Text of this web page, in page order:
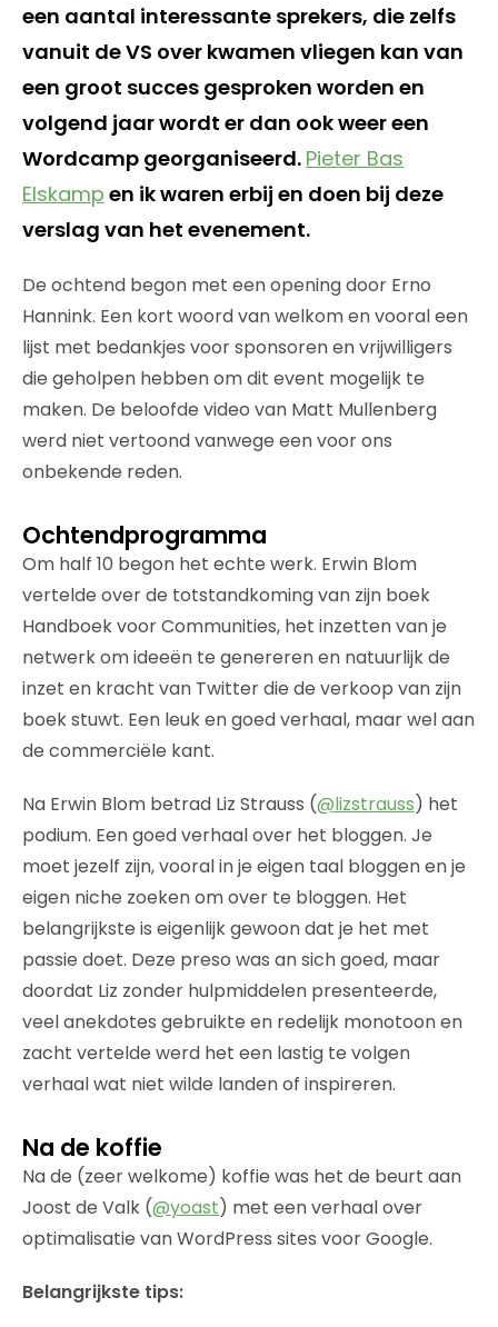
een aantal interessante sprekers, die zelfs
vanuit de VS over kwamen vliegen kan van
een groot succes gesproken worden en
volgend jaar wordt er dan ook weer een
Wordcamp georganiseerd. Pieter Bas
Elskamp en ik waren erbij en doen bij deze
verslag van het evenement.
De ochtend begon met een opening door Erno
Hannink. Een kort woord van welkom en vooral een
lijst met bedankjes voor sponsoren en vrijwilligers
die geholpen hebben om dit event mogelijk te
maken. De beloofde video van Matt Mullenberg
werd niet vertoond vanwege een voor ons
onbekende reden.
Ochtendprogramma
Om half 10 begon het echte werk. Erwin Blom
vertelde over de totstandkoming van zijn boek
Handboek voor Communities, het inzetten van je
netwerk om ideeën te genereren en natuurlijk de
inzet en kracht van Twitter die de verkoop van zijn
boek stuwt. Een leuk en goed verhaal, maar wel aan
de commerciële kant.
Na Erwin Blom betrad Liz Strauss (@lizstrauss) het
podium. Een goed verhaal over het bloggen. Je
moet jezelf zijn, vooral in je eigen taal bloggen en je
eigen niche zoeken om over te bloggen. Het
belangrijkste is eigenlijk gewoon dat je het met
passie doet. Deze preso was an sich goed, maar
doordat Liz zonder hulpmiddelen presenteerde,
veel anekdotes gebruikte en redelijk monotoon en
zacht vertelde werd het een lastig te volgen
verhaal wat niet wilde landen of inspireren.
Na de koffie
Na de (zeer welkome) koffie was het de beurt aan
Joost de Valk (@yoast) met een verhaal over
optimalisatie van WordPress sites voor Google.
Belangrijkste tips: